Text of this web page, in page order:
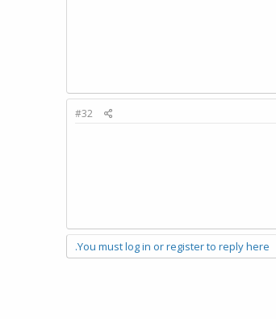
#32
You must log in or register to reply here.